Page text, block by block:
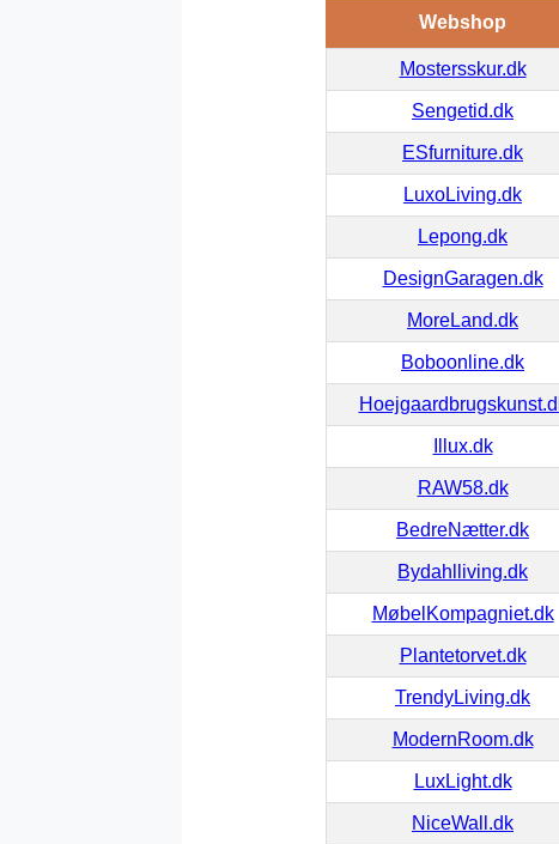
Webshop
Mostersskur.dk
Sengetid.dk
ESfurniture.dk
LuxoLiving.dk
Lepong.dk
DesignGaragen.dk
MoreLand.dk
Boboonline.dk
Illux.dk
RAW58.dk
BedreNætter.dk
Bydahlliving.dk
MøbelKompagniet.dk
Plantetorvet.dk
TrendyLiving.dk
ModernRoom.dk
LuxLight.dk
NiceWall.dk